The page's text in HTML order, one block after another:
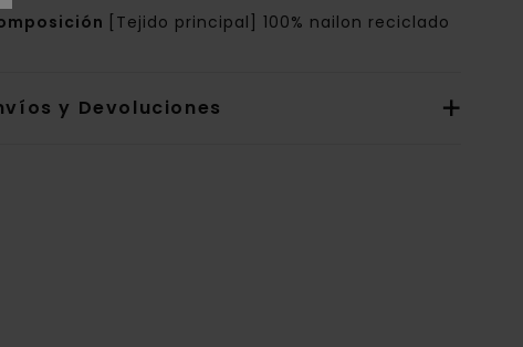
[Tejido principal] 100% nailon reciclado
y Devoluciones